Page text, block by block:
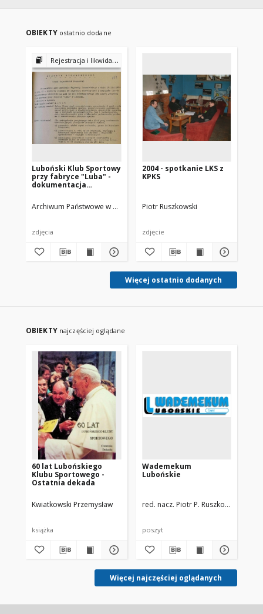
OBIEKTY ostatnio dodane
Rejestracja i likwidacja stowarzyszeń i związków 53/471/0/2.1/3723
Luboński Klub Sportowy
przy fabryce "Luba" -
dokumentacja
(1946-1948)
Archiwum Państwowe w Poznaniu Urząd Wojewódzki Poznański
zdjęcia
2004 - spotkanie LKS z
KPKS
Piotr Ruszkowski
zdjęcie
Więcej ostatnio dodanych
OBIEKTY najczęściej oglądane
60 lat Lubońskiego
Klubu Sportowego -
Ostatnia dekada
Kwiatkowski Przemysław
książka
Wademekum
Lubońskie
red. nacz. Piotr P. Ruszkowski
poszyt
Więcej najczęściej oglądanych